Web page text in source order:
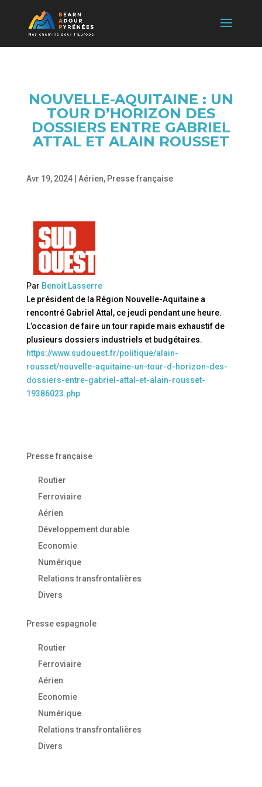
NOUVELLE-AQUITAINE : UN
TOUR D’HORIZON DES
DOSSIERS ENTRE GABRIEL
ATTAL ET ALAIN ROUSSET
Avr 19, 2024| Aérien, Presse française
Par Benoît Lasserre
Le président de la Région Nouvelle-Aquitaine a
rencontré Gabriel Attal, ce jeudi pendant une heure.
L’occasion de faire un tour rapide mais exhaustif de
plusieurs dossiers industriels et budgétaires.
https://www.sudouest.fr/politique/alain-
rousset/nouvelle-aquitaine-un-tour-d-horizon-des-
dossiers-entre-gabriel-attal-et-alain-rousset-
19386023.php
Presse française
Routier
Ferroviaire
Aérien
Développement durable
Economie
Numérique
Relations transfrontalières
Divers
Presse espagnole
Routier
Ferroviaire
Aérien
Economie
Numérique
Relations transfrontalières
Divers